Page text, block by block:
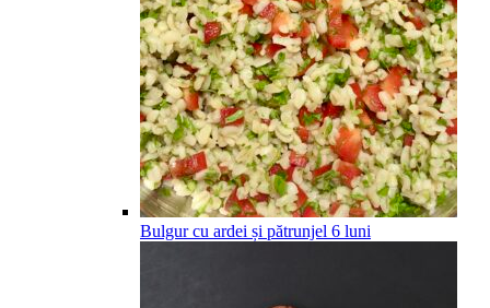
Bulgur cu ardei și pătrunjel 6 luni